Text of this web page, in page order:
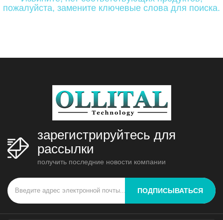
пожалуйста, замените ключевые слова для поиска.
зарегистрируйтесь для
рассылки
получить последние новости компании
ПОДПИСЫВАТЬСЯ